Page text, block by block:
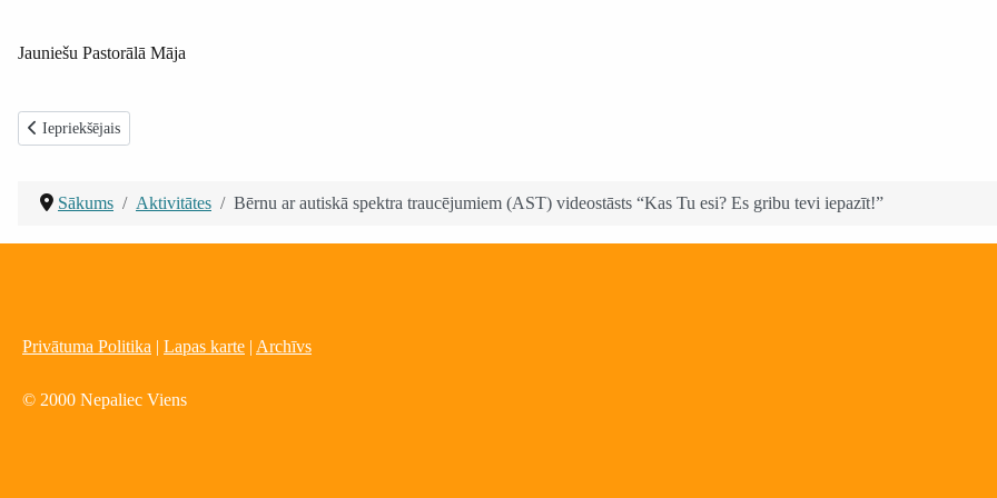
Jauniešu Pastorālā Māja
Iepriekšējais raksts: Bērni un jaunieši izzinošā ekskursijā Kurzemē kopā ar savām ģimenēm
Iepriekšējais
Sākums Aktivitātes Bērnu ar autiskā spektra traucējumiem (AST) videostāsts “Kas Tu esi? Es gribu tevi iepazīt!”
Privātuma Politika | Lapas karte | Archīvs
© 2000 Nepaliec Viens